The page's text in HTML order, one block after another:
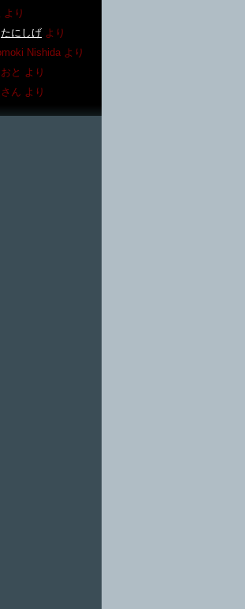
より
たにしげ より
Nishida より
と より
ん より